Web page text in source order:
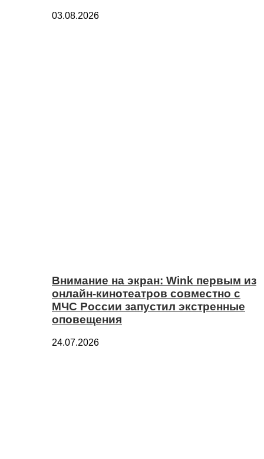
03.08.2026
Внимание на экран: Wink первым из
онлайн-кинотеатров совместно с
МЧС России запустил экстренные
оповещения
24.07.2026